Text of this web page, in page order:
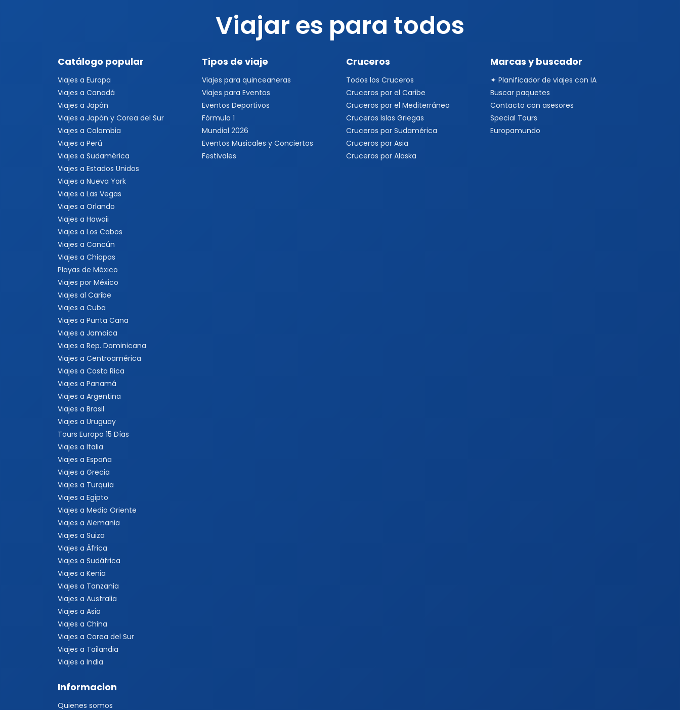
Viajar es para todos
Catálogo popular
Viajes a Europa
Viajes a Canadá
Viajes a Japón
Viajes a Japón y Corea del Sur
Viajes a Colombia
Viajes a Perú
Viajes a Sudamérica
Viajes a Estados Unidos
Viajes a Nueva York
Viajes a Las Vegas
Viajes a Orlando
Viajes a Hawaii
Viajes a Los Cabos
Viajes a Cancún
Viajes a Chiapas
Playas de México
Viajes por México
Viajes al Caribe
Viajes a Cuba
Viajes a Punta Cana
Viajes a Jamaica
Viajes a Rep. Dominicana
Viajes a Centroamérica
Viajes a Costa Rica
Viajes a Panamá
Viajes a Argentina
Viajes a Brasil
Viajes a Uruguay
Tours Europa 15 Días
Viajes a Italia
Viajes a España
Viajes a Grecia
Viajes a Turquía
Viajes a Egipto
Viajes a Medio Oriente
Viajes a Alemania
Viajes a Suiza
Viajes a África
Viajes a Sudáfrica
Viajes a Kenia
Viajes a Tanzania
Viajes a Australia
Viajes a Asia
Viajes a China
Viajes a Corea del Sur
Viajes a Tailandia
Viajes a India
Tipos de viaje
Viajes para quinceaneras
Viajes para Eventos
Eventos Deportivos
Fórmula 1
Mundial 2026
Eventos Musicales y Conciertos
Festivales
Cruceros
Todos los Cruceros
Cruceros por el Caribe
Cruceros por el Mediterráneo
Cruceros Islas Griegas
Cruceros por Sudamérica
Cruceros por Asia
Cruceros por Alaska
Marcas y buscador
✦ Planificador de viajes con IA
Buscar paquetes
Contacto con asesores
Special Tours
Europamundo
Informacion
Quienes somos